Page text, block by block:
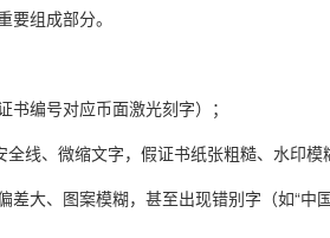
组成部分。
编号对应币面激光刻字）；
线、微缩文字，假证书纸张粗糙、水印模
大、图案模糊，甚至出现错别字（如“中国